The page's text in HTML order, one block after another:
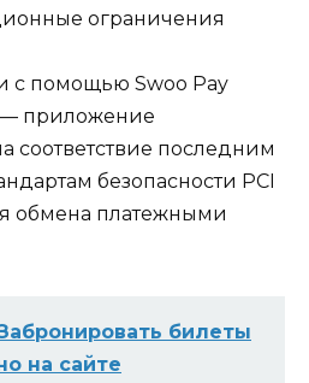
ограничения
с помощью Swoo Pay
— приложение
соответствие последним
безопасности PCI
обмена платежными
билеты
на сайте